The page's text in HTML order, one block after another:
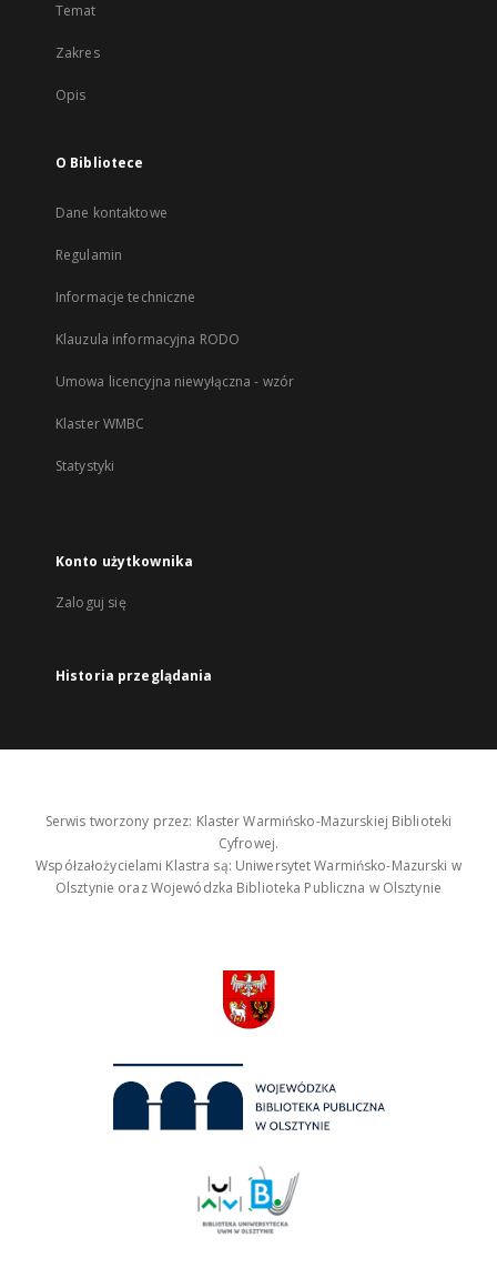
Temat
Zakres
Opis
O Bibliotece
Dane kontaktowe
Regulamin
Informacje techniczne
Klauzula informacyjna RODO
Umowa licencyjna niewyłączna - wzór
Klaster WMBC
Statystyki
Konto użytkownika
Zaloguj się
Historia przeglądania
Serwis tworzony przez: Klaster Warmińsko-Mazurskiej Biblioteki
Cyfrowej.
Współzałożycielami Klastra są: Uniwersytet Warmińsko-Mazurski w
Olsztynie oraz Wojewódzka Biblioteka Publiczna w Olsztynie